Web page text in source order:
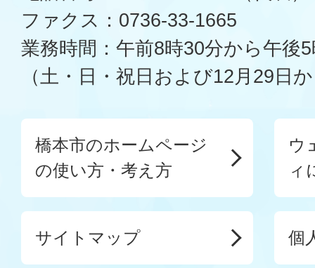
ファクス：0736-33-1665
業務時間：午前8時30分から午後
（土・日・祝日および12月29日
橋本市のホームページ
の使い方・考え方
ウ
ィ
サイトマップ 個